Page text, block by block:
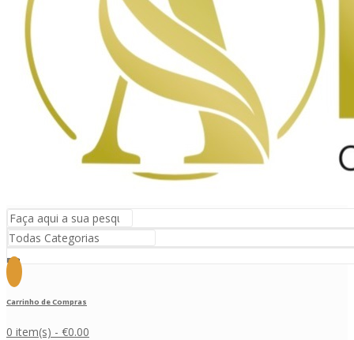
Carrinho de Compras
0 item(s) - €0.00